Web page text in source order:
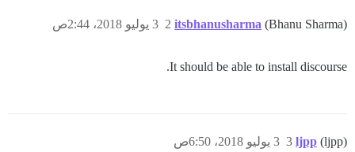
itsbhanusharma (Bhanu Sharma) 3 يوليو 2018، 2:44ص 2
It should be able to install discourse.
ljpp (ljpp) 3 يوليو 2018، 6:50ص 3